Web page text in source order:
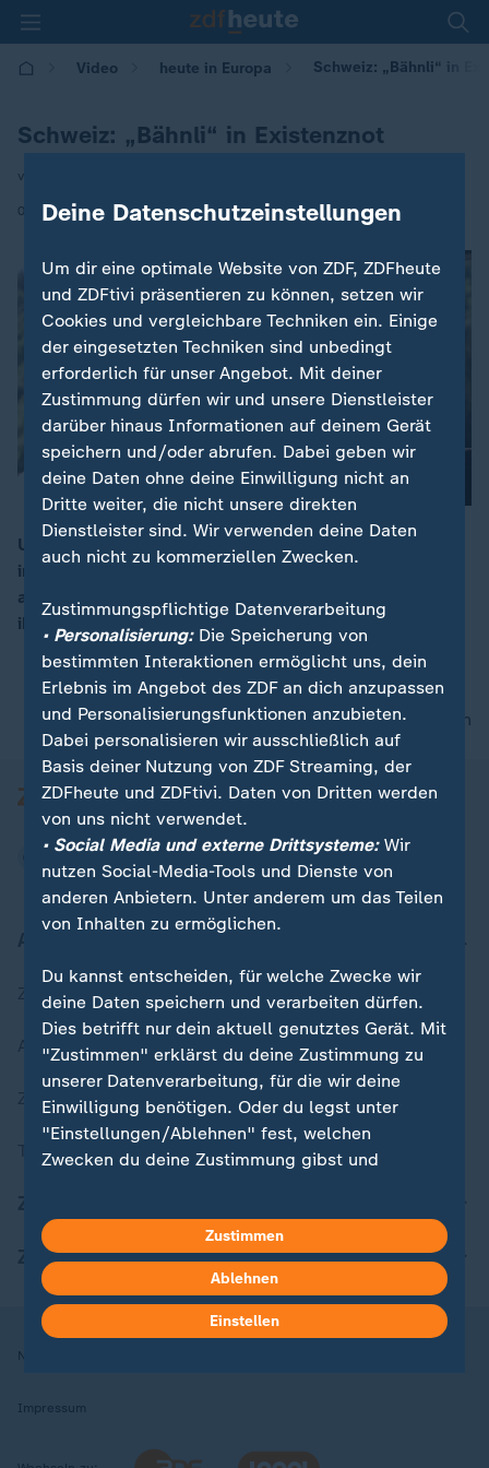
Video heute in Europa Schweiz: „Bähnli“ in
Schweiz: „Bähnli“ in Existenznot
von Petra Otto
08.06.2026 | 16:00
Ursprünglich zur Versorgung der Hütten und Landwirte
in den Bergen gebaut, wurden die Kleinseilbahnen
auch zur Touristenattraktion. Nun stehen viele von
ihnen vor der Schließung.
nach oben
Zuletzt veröffentlicht
Aktuelle Sendungs-Videos
ZDFheute Stories
Themen im Überblick
ZDFheute Apps
Nutzungsbedingungen
Impressum
Deine Datenschutzeinstellungen
Um dir eine optimale Website von ZDF, ZDFheute
und ZDFtivi präsentieren zu können, setzen wir
Cookies und vergleichbare Techniken ein. Einige
der eingesetzten Techniken sind unbedingt
erforderlich für unser Angebot. Mit deiner
Zustimmung dürfen wir und unsere Dienstleister
darüber hinaus Informationen auf deinem Gerät
speichern und/oder abrufen. Dabei geben wir
deine Daten ohne deine Einwilligung nicht an
Dritte weiter, die nicht unsere direkten
Dienstleister sind. Wir verwenden deine Daten
auch nicht zu kommerziellen Zwecken.
Zustimmungspflichtige Datenverarbeitung
• Personalisierung:Die Speicherung von
bestimmten Interaktionen ermöglicht uns, dein
Erlebnis im Angebot des ZDF an dich anzupassen
und Personalisierungsfunktionen anzubieten.
Dabei personalisieren wir ausschließlich auf
Basis deiner Nutzung von ZDF Streaming, der
ZDFheute und ZDFtivi. Daten von Dritten werden
von uns nicht verwendet.
• Social Media und externe Drittsysteme:Wir
nutzen Social-Media-Tools und Dienste von
anderen Anbietern. Unter anderem um das Teilen
von Inhalten zu ermöglichen.
Du kannst entscheiden, für welche Zwecke wir
deine Daten speichern und verarbeiten dürfen.
Dies betrifft nur dein aktuell genutztes Gerät. Mit
"Zustimmen" erklärst du deine Zustimmung zu
unserer Datenverarbeitung, für die wir deine
Einwilligung benötigen. Oder du legst unter
"Einstellungen/Ablehnen" fest, welchen
Zwecken du deine Zustimmung gibst und
in deinen Einstellungen widerrufen oder ändern.
Hier findest du das Impressum.
Weitere Informationen findest du in unserer
Datenschutzerklärung.
Zustimmen
Ablehnen
Einstellen